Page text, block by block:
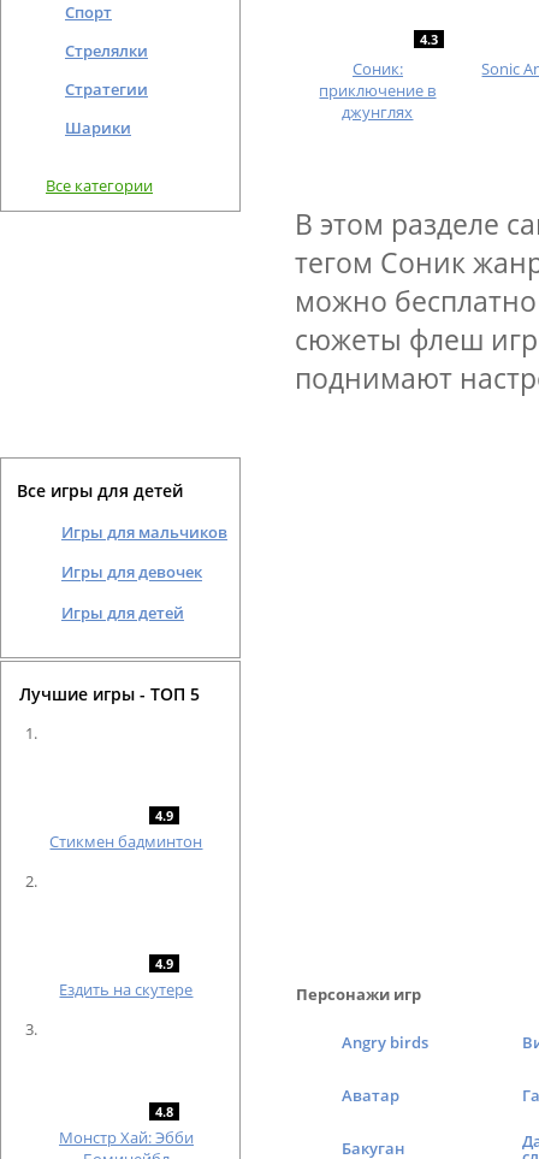
Спорт
Стрелялки
Стратегии
Шарики
Все категории
Все игры для детей
Игры для мальчиков
Игры для девочек
Игры для детей
Лучшие игры - ТОП 5
4.9
Cтикмен бадминтон
4.9
Ездить на скутере
4.8
Монстр Хай: Эбби
4.3
Соник:
приключение в
джунглях
Sonic
В этом разделе
тегом Соник
можно
сюжеты флеш игр
поднимают
Персонажи игр
Angry birds
Аватар
Бакуган